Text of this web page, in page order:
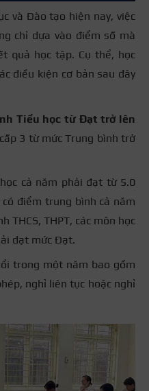
và Đào tạo hiện nay, việc
chỉ dựa vào điểm số mà
quả học tập. Cụ thể, học
điều kiện cơ bản sau đây
Tiểu học từ Đạt trở lên
3 từ mức Trung bình trở
cả năm phải đạt từ 5.0
điểm trung bình cả năm
THCS, THPT, các môn học
đạt mức Đạt.
trong một năm bao gồm
nghỉ liên tục hoặc nghỉ